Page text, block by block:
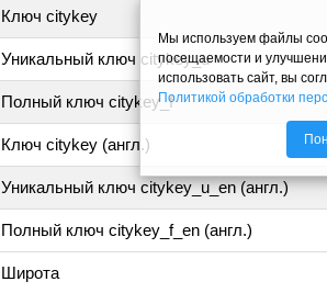
Ключ citykey
Уникальный ключ citykey_u
Полный ключ citykey_f
Ключ citykey (англ.)
Уникальный ключ citykey_u_en (англ.)
Полный ключ citykey_f_en (англ.)
Широта
Мы используем файлы
посещаемости и
использовать сайт, вы
Политикой обработки